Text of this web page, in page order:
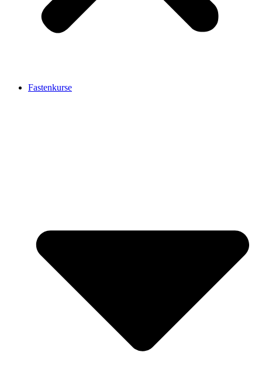
Fastenkurse